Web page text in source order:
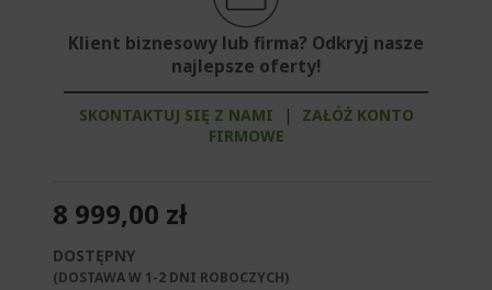
Klient biznesowy lub firma? Odkryj nasze
najlepsze oferty!
SKONTAKTUJ SIĘ Z NAMI |
ZAŁÓŻ KONTO
FIRMOWE
8 999,00 zł
DOSTĘPNY
(DOSTAWA W 1-2 DNI ROBOCZYCH)​